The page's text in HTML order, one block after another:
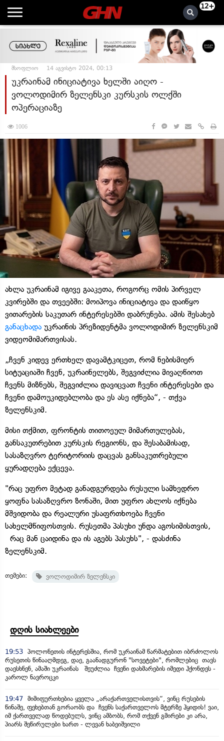
12+
მსოფლიო 14 აგვისტო 2024, 00:13
უკრაინამ ინიციატივა ხელში აიღო -
ვოლოდიმირ ზელენსკი კურსკის ოლქში
ოპერაციაზე
1006
ახლა უკრაინამ იგივე გააკეთა, როგორც ომის პირველ
კვირებში და თვეებში: მოიპოვა ინიციატივა და დაიწყო
ვითარების საკუთარ ინტერესებში დაბრუნება. ამის შესახებ
განაცხადა უკრაინის პრეზიდენტმა ვოლოდიმირ ზელენსკიმ
ვიდეომიმართვისას.
„ჩვენ კიდევ ერთხელ დავამტკიცეთ, რომ ნებისმიერ
სიტუაციაში ჩვენ, უკრაინელებს, შეგვიძლია მივაღწიოთ
ჩვენს მიზნებს, შეგვიძლია დავიცვათ ჩვენი ინტერესები და
ჩვენი დამოუკიდებლობა და ეს ასე იქნება“, - თქვა
ზელენსკიმ.
მისი თქმით, ფრონტის თითოეულ მიმართულებას,
განსაკუთრებით კურსკის რეგიონს, და შესაბამისად,
სასაზღვრო ტერიტორიის დაცვას განსაკუთრებული
ყურადღება ექცევა.
"რაც უფრო მეტად განადგურდება რუსული სამხედრო
ყოფნა სასაზღვრო ზონაში, მით უფრო ახლოს იქნება
მშვიდობა და რეალური უსაფრთხოება ჩვენი
სახელმწიფოსთვის. რუსეთმა პასუხი უნდა აგოსიმისთვის,
რაც მან ცაიდინა და ის აგებს პასუხს", - დასძინა
ზელენსკიმ.
თემები: ვოლოდიმირ ზელენსკი
დღის სიახლეები
19:53 პოლონეთის ინტერესშია, რომ უკრაინამ წარმატებით იბრძოლოს
რუსეთის წინააღმდეგ, დაე, გაანადგურონ "სოვეტები", რომლებიც თავს
დაესხნენ, ამაში უკრაინას შეუძლია ჩვენი დახმარების იმედი ჰქონდეს -
კაროლ ნავროცკი
19:47 მიმიფურთხებია ყველა „არაქართველისთვის“, ვინც რუსების
წინაშე, ფეხებთან გორაობს და ჩვენს საქართველოს მტერზე ჰყიდის! ვაი,
იმ ქართველად წოდებულს, ვინც ამბობს, რომ თქვენ გმირები კი არა,
პიარს შეწირულები ხართ - ლევან ხაბეიშვილი